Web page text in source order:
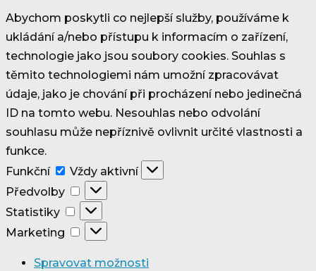
Abychom poskytli co nejlepší služby, používáme k
ukládání a/nebo přístupu k informacím o zařízení,
technologie jako jsou soubory cookies. Souhlas s
těmito technologiemi nám umožní zpracovávat
údaje, jako je chování při procházení nebo jedinečná
ID na tomto webu. Nesouhlas nebo odvolání
souhlasu může nepříznivě ovlivnit určité vlastnosti a
funkce.
Funkční
Funkční
Vždy aktivní
Předvolby
Předvolby
Statistiky
Statistiky
Marketing
Marketing
Spravovat možnosti